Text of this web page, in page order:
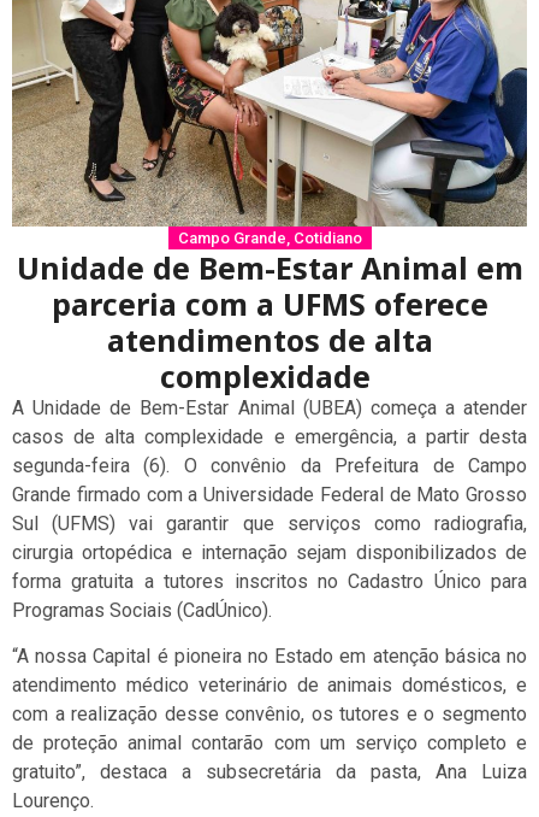
Campo Grande Cotidiano
Unidade de Bem-Estar Animal em
parceria com a UFMS oferece
atendimentos de alta
complexidade
A Unidade de Bem-Estar Animal (UBEA) começa a atender
casos de alta complexidade e emergência, a partir desta
segunda-feira (6). O convênio da Prefeitura de Campo
Grande firmado com a Universidade Federal de Mato Grosso
Sul (UFMS) vai garantir que serviços como radiografia,
cirurgia ortopédica e internação sejam disponibilizados de
forma gratuita a tutores inscritos no Cadastro Único para
Programas Sociais (CadÚnico).
“A nossa Capital é pioneira no Estado em atenção básica no
atendimento médico veterinário de animais domésticos, e
com a realização desse convênio, os tutores e o segmento
de proteção animal contarão com um serviço completo e
gratuito”, destaca a subsecretária da pasta, Ana Luiza
Lourenço.